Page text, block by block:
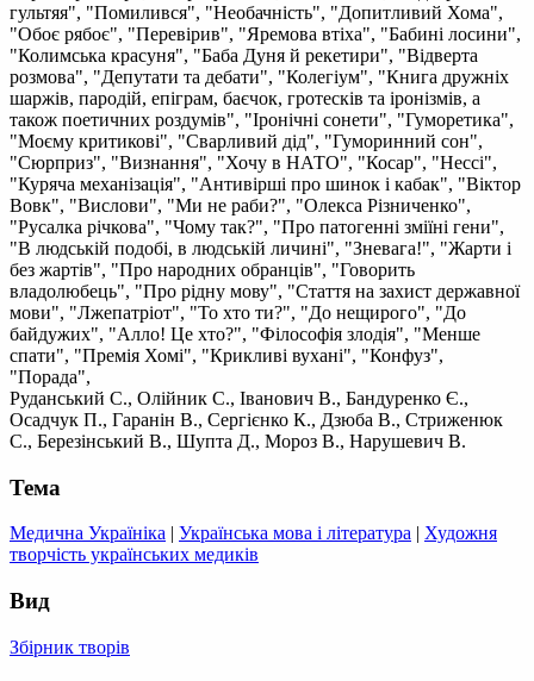
гультяя", "Помилився", "Необачність", "Допитливий Хома",
"Обоє рябоє", "Перевірив", "Яремова втіха", "Бабині лосини",
"Колимська красуня", "Баба Дуня й рекетири", "Відверта
розмова", "Депутати та дебати", "Колегіум", "Книга дружніх
шаржів, пародій, епіграм, баєчок, гротесків та іронізмів, а
також поетичних роздумів", "Іронічні сонети", "Гуморетика",
"Моєму критикові", "Сварливий дід", "Гуморинний сон",
"Сюрприз", "Визнання", "Хочу в НАТО", "Косар", "Нессі",
"Куряча механізація", "Антивірші про шинок і кабак", "Віктор
Вовк", "Вислови", "Ми не раби?", "Олекса Різниченко",
"Русалка річкова", "Чому так?", "Про патогенні зміїні гени",
"В людській подобі, в людській личині", "Зневага!", "Жарти і
без жартів", "Про народних обранців", "Говорить
владолюбець", "Про рідну мову", "Стаття на захист державної
мови", "Лжепатріот", "То хто ти?", "До нещирого", "До
байдужих", "Алло! Це хто?", "Філософія злодія", "Менше
спати", "Премія Хомі", "Крикливі вухані", "Конфуз",
"Порада",
Руданський С., Олійник С., Іванович В., Бандуренко Є.,
Осадчук П., Гаранін В., Сергієнко К., Дзюба В., Стриженюк
С., Березінський В., Шупта Д., Мороз В., Нарушевич В.
Тема
Медична Україніка | Українська мова і література | Художня
творчість українських медиків
Вид
Збірник творів